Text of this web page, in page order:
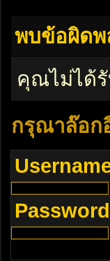
พบข้อผิดพ
คุณไม่ได้
กรุณาล๊อก
Password